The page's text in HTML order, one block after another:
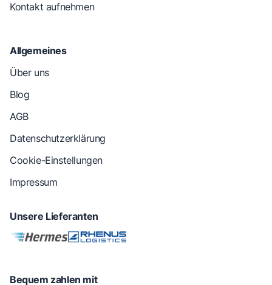
Kontakt aufnehmen
Allgemeines
Über uns
Blog
AGB
Datenschutzerklärung
Cookie-Einstellungen
Impressum
Unsere Lieferanten
Bequem zahlen mit